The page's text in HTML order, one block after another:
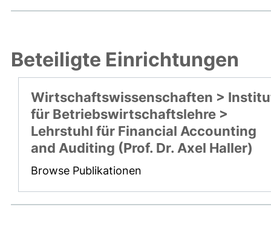
Beteiligte Einrichtungen
Wirtschaftswissenschaften >
für Betriebswirtschaftslehre >
Lehrstuhl für Financial Accounting
and Auditing (Prof. Dr. Axel Haller)
Browse Publikationen